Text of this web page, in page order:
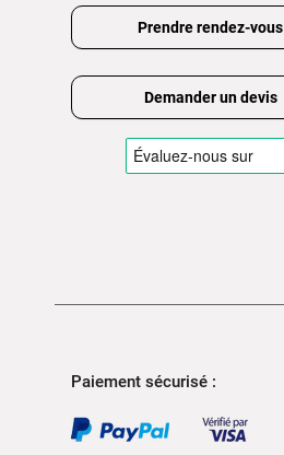
Prendre rendez-vous
Demander un devis
Paiement sécurisé :